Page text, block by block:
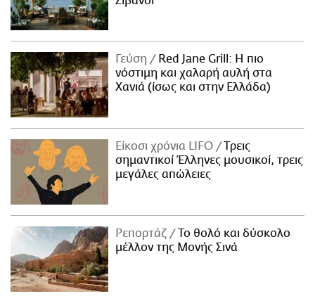
Γεύση
Red Jane Grill: Η πιο
νόστιμη και χαλαρή αυλή στα
Χανιά (ίσως και στην Ελλάδα)
Είκοσι χρόνια LIFO
Tρεις
σημαντικοί Έλληνες μουσικοί, τρεις
μεγάλες απώλειες
Ρεπορτάζ
Το θολό και δύσκολο
μέλλον της Μονής Σινά